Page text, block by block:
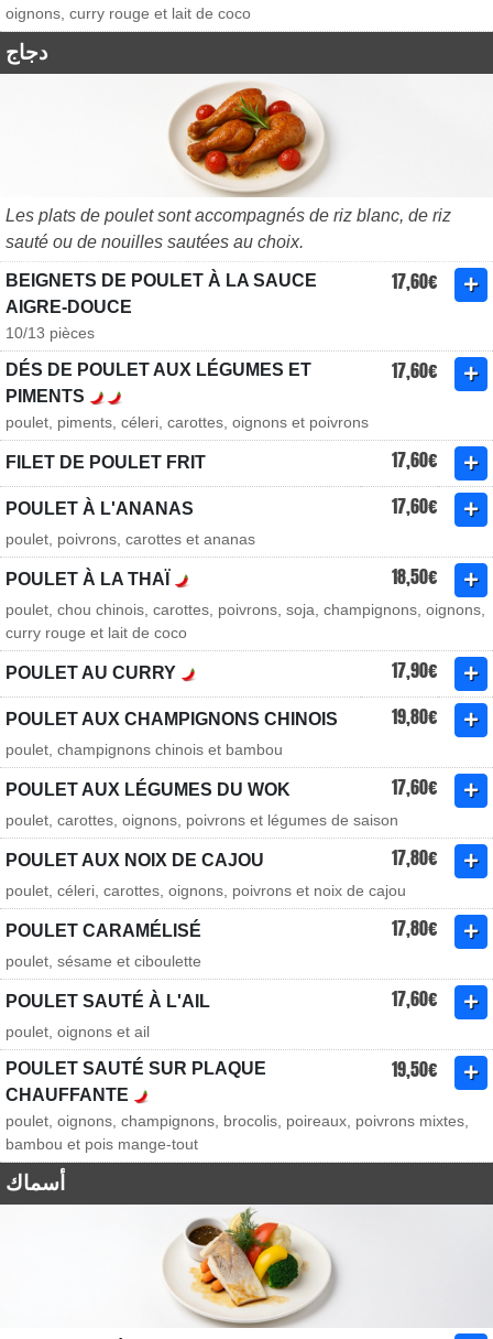
oignons, curry rouge et lait de coco
دجاج
Les plats de poulet sont accompagnés de riz blanc, de riz
sauté ou de nouilles sautées au choix.
BEIGNETS DE POULET À LA SAUCE
AIGRE-DOUCE
17,60€
10/13 pièces
DÉS DE POULET AUX LÉGUMES ET
PIMENTS
17,60€
poulet, piments, céleri, carottes, oignons et poivrons
FILET DE POULET FRIT 17,60€
POULET À L'ANANAS 17,60€
poulet, poivrons, carottes et ananas
POULET À LA THAÏ 18,50€
poulet, chou chinois, carottes, poivrons, soja, champignons, oignons,
curry rouge et lait de coco
POULET AU CURRY 17,90€
POULET AUX CHAMPIGNONS CHINOIS 19,80€
poulet, champignons chinois et bambou
POULET AUX LÉGUMES DU WOK 17,60€
poulet, carottes, oignons, poivrons et légumes de saison
POULET AUX NOIX DE CAJOU 17,80€
poulet, céleri, carottes, oignons, poivrons et noix de cajou
POULET CARAMÉLISÉ 17,80€
poulet, sésame et ciboulette
POULET SAUTÉ À L'AIL 17,60€
poulet, oignons et ail
POULET SAUTÉ SUR PLAQUE
CHAUFFANTE
19,50€
poulet, oignons, champignons, brocolis, poireaux, poivrons mixtes,
bambou et pois mange-tout
أسماك